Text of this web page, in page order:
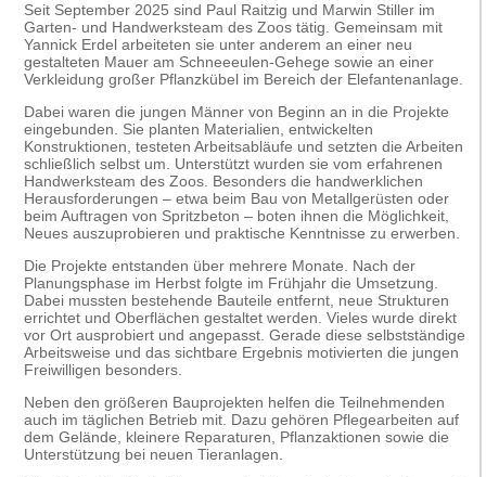
Seit September 2025 sind Paul Raitzig und Marwin Stiller im
Garten- und Handwerksteam des Zoos tätig. Gemeinsam mit
Yannick Erdel arbeiteten sie unter anderem an einer neu
gestalteten Mauer am Schneeeulen-Gehege sowie an einer
Verkleidung großer Pflanzkübel im Bereich der Elefantenanlage.
Dabei waren die jungen Männer von Beginn an in die Projekte
eingebunden. Sie planten Materialien, entwickelten
Konstruktionen, testeten Arbeitsabläufe und setzten die Arbeiten
schließlich selbst um. Unterstützt wurden sie vom erfahrenen
Handwerksteam des Zoos. Besonders die handwerklichen
Herausforderungen – etwa beim Bau von Metallgerüsten oder
beim Auftragen von Spritzbeton – boten ihnen die Möglichkeit,
Neues auszuprobieren und praktische Kenntnisse zu erwerben.
Die Projekte entstanden über mehrere Monate. Nach der
Planungsphase im Herbst folgte im Frühjahr die Umsetzung.
Dabei mussten bestehende Bauteile entfernt, neue Strukturen
errichtet und Oberflächen gestaltet werden. Vieles wurde direkt
vor Ort ausprobiert und angepasst. Gerade diese selbstständige
Arbeitsweise und das sichtbare Ergebnis motivierten die jungen
Freiwilligen besonders.
Neben den größeren Bauprojekten helfen die Teilnehmenden
auch im täglichen Betrieb mit. Dazu gehören Pflegearbeiten auf
dem Gelände, kleinere Reparaturen, Pflanzaktionen sowie die
Unterstützung bei neuen Tieranlagen.